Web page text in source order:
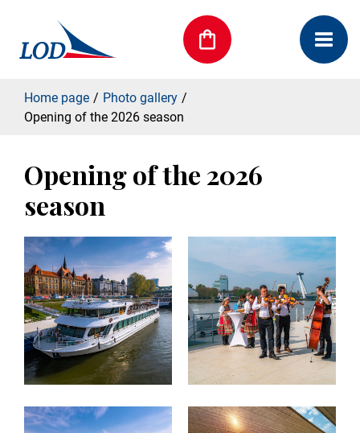
Home page
Photo gallery
Opening of the 2026 season
Opening of the 2026
season